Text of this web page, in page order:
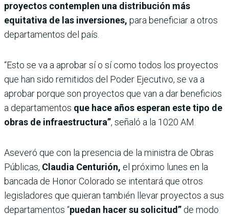
proyectos contemplen una distribución más
equitativa de las inversiones, para beneficiar a otros
departamentos del país.
“Esto se va a aprobar sí o sí como todos los proyectos
que han sido remitidos del Poder Ejecutivo, se va a
aprobar porque son proyectos que van a dar beneficios
a departamentos que hace años esperan este tipo de
obras de infraestructura”, señaló a la 1020 AM.
Aseveró que con la presencia de la ministra de Obras
Públicas, Claudia Centurión, el próximo lunes en la
bancada de Honor Colorado se intentará que otros
legisladores que quieran también llevar proyectos a sus
departamentos “puedan hacer su solicitud” de modo